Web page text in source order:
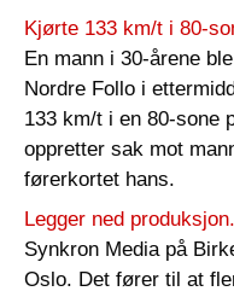
Kjørte 133 km/t i 80-
En mann i 30-årene
Nordre Follo i
133 km/t i en 80-sone
oppretter sak mot
førerkortet hans.
Legger ned
Synkron Media på
Oslo. Det fører til at